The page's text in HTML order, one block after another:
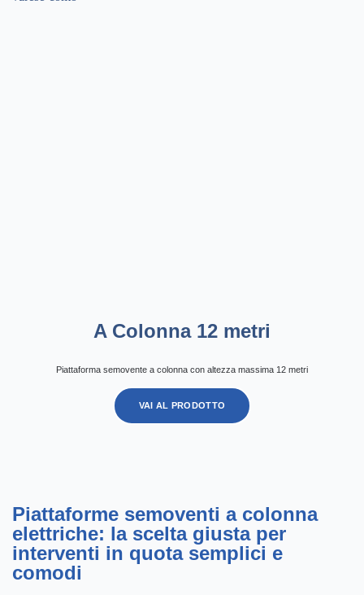
A Colonna 12 metri
Piattaforma semovente a colonna con altezza massima 12 metri
VAI AL PRODOTTO
Piattaforme semoventi a colonna
elettriche: la scelta giusta per
interventi in quota semplici e
comodi